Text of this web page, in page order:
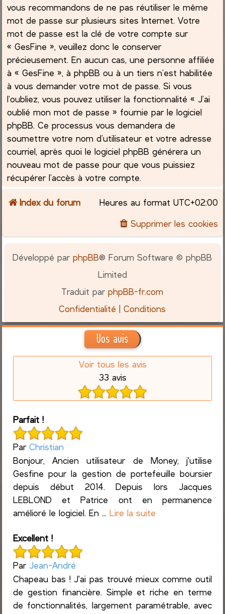
vous recommandons de ne pas réutiliser le même
mot de passe sur plusieurs sites Internet. Votre
mot de passe est la clé de votre compte sur
« GesFine », veuillez donc le conserver
précieusement. En aucun cas, une personne affiliée
à « GesFine », à phpBB ou à un tiers n’est habilitée
à vous demander votre mot de passe. Si vous
l’oubliez, vous pouvez utiliser la fonctionnalité « J’ai
oublié mon mot de passe » fournie par le logiciel
phpBB. Ce processus vous demandera de
soumettre votre nom d’utilisateur et votre adresse
courriel, après quoi le logiciel phpBB générera un
nouveau mot de passe pour que vous puissiez
récupérer l’accès à votre compte.
Index du forum Heures au format UTC+02:00
Supprimer les cookies
Développé parphpBB® Forum Software © phpBB
Limited
Traduit parphpBB-fr.com
Confidentialité |Conditions
Vos avis
Voir tous les avis
33 avis
Parfait !
ParChristian
Bonjour, Ancien utilisateur de Money, j'utilise
Gesfine pour la gestion de portefeuille boursier
depuis début 2014. Depuis lors Jacques
LEBLOND et Patrice ont en permanence
amélioré le logiciel. En ...Lire la suite
Excellent !
Par Jean-André
Chapeau bas ! J'ai pas trouvé mieux comme outil
de gestion financière. Simple et riche en terme
de fonctionnalités, largement paramétrable, avec